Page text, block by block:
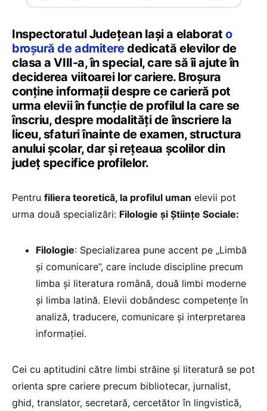
Inspectoratul Județean Iași a elaborato
broșură de admiterededicată elevilor de
clasa a VIII-a, în special, care să îi ajute în
deciderea viitoarei lor cariere. Broșura
conține informații despre ce carieră pot
urma elevii în funcție de profilul la care se
înscriu, despre modalități de înscriere la
liceu, sfaturi înainte de examen, structura
anului școlar, dar și rețeaua școlilor din
județ specifice profilelor.
Pentru filiera teoretică, la profilul uman elevii pot
urma două specializări: Filologie și Științe Sociale:
Filologie: Specializarea pune accent pe „Limbă
și comunicare”, care include discipline precum
limba și literatura română, două limbi moderne
și limba latină. Elevii dobândesc competențe în
analiză, traducere, comunicare și interpretarea
informației.
Cei cu aptitudini către limbi străine și literatură se pot
orienta spre cariere precum bibliotecar, jurnalist,
ghid, translator, secretară, cercetător în lingvistică,